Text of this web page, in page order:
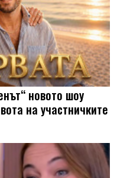
новото шоу
на участничките